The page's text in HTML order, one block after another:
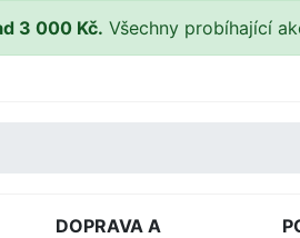
3 000 Kč. Všechny probíhající
DOPRAVA A